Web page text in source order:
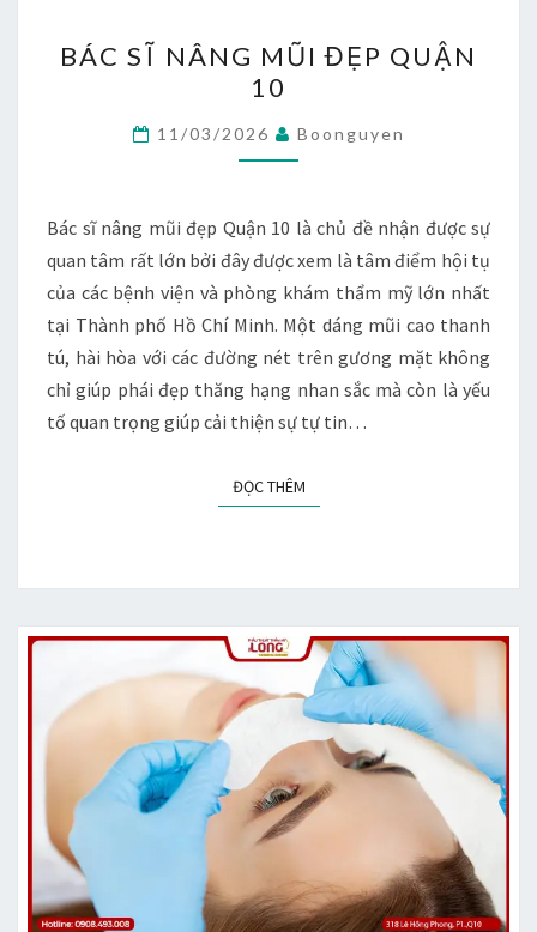
SĨ
NÂNG
MŨI
ĐẸP
10
BÁC SĨ NÂNG MŨI ĐẸP QUẬN
10
11/03/2026 Boonguyen
Bác sĩ nâng mũi đẹp Quận 10 là chủ đề nhận được sự
quan tâm rất lớn bởi đây được xem là tâm điểm hội tụ
của các bệnh viện và phòng khám thẩm mỹ lớn nhất
tại Thành phố Hồ Chí Minh. Một dáng mũi cao thanh
tú, hài hòa với các đường nét trên gương mặt không
chỉ giúp phái đẹp thăng hạng nhan sắc mà còn là yếu
tố quan trọng giúp cải thiện sự tự tin…
ĐỌC THÊMĐỌC THÊM